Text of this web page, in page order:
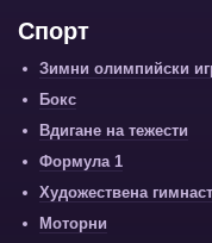
Спорт
Зимни олимпийски
Бокс
Вдигане на тежести
Формула 1
Художествена
Моторни